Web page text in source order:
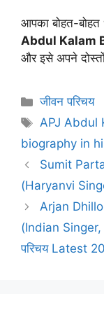
आपका बोहत-
Abdul Kalam
और इसे अपने
Categories
जीवन परिचय
Tags
APJ Abdul
biography in
Sumit
(Haryanvi
Arjan
(Indian
परिचय Latest